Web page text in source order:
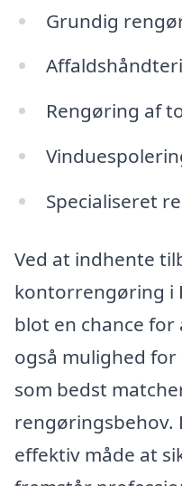
Grundig
Rengøring af
Specialiseret
Ved at indhente
kontorrengøring i
blot en chance for
også mulighed
som bedst
rengøringsbehov.
effektiv måde at